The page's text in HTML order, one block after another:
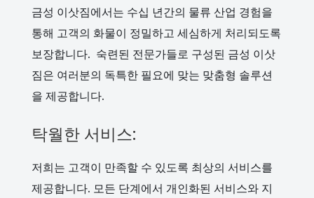
금성 이삿짐에서는 수십 년간의 물류 산업 경험을
통해 고객의 화물이 정밀하고 세심하게 처리되도록
보장합니다. 숙련된 전문가들로 구성된 금성 이삿
짐은 여러분의 독특한 필요에 맞는 맞춤형 솔루션
을 제공합니다.
탁월한 서비스:
저희는 고객이 만족할 수 있도록 최상의 서비스를
제공합니다. 모든 단계에서 개인화된 서비스와 지